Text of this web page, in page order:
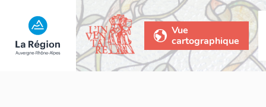
Vue
cartographique